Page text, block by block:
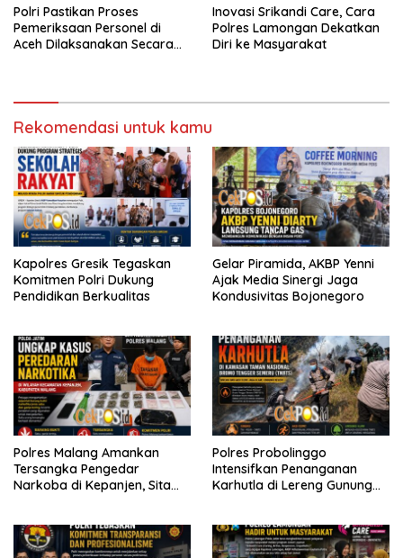
Polri Pastikan Proses
Pemeriksaan Personel di
Aceh Dilaksanakan Secara
Inovasi Srikandi Care, Cara
Polres Lamongan Dekatkan
Diri ke Masyarakat
Rekomendasi untuk kamu
Kapolres Gresik Tegaskan
Komitmen Polri Dukung
Pendidikan Berkualitas
Gelar Piramida, AKBP Yenni
Ajak Media Sinergi Jaga
Kondusivitas Bojonegoro
Polres Malang Amankan
Tersangka Pengedar
Narkoba di Kepanjen, Sita
Polres Probolinggo
Intensifkan Penanganan
Karhutla di Lereng Gunung